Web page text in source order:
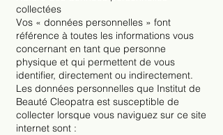
collectées
Vos « données personnelles » font
référence à toutes les informations vous
concernant en tant que personne
physique et qui permettent de vous
identifier, directement ou indirectement.
Les données personnelles que Institut de
Beauté Cleopatra est susceptible de
collecter lorsque vous naviguez sur ce site
internet sont :